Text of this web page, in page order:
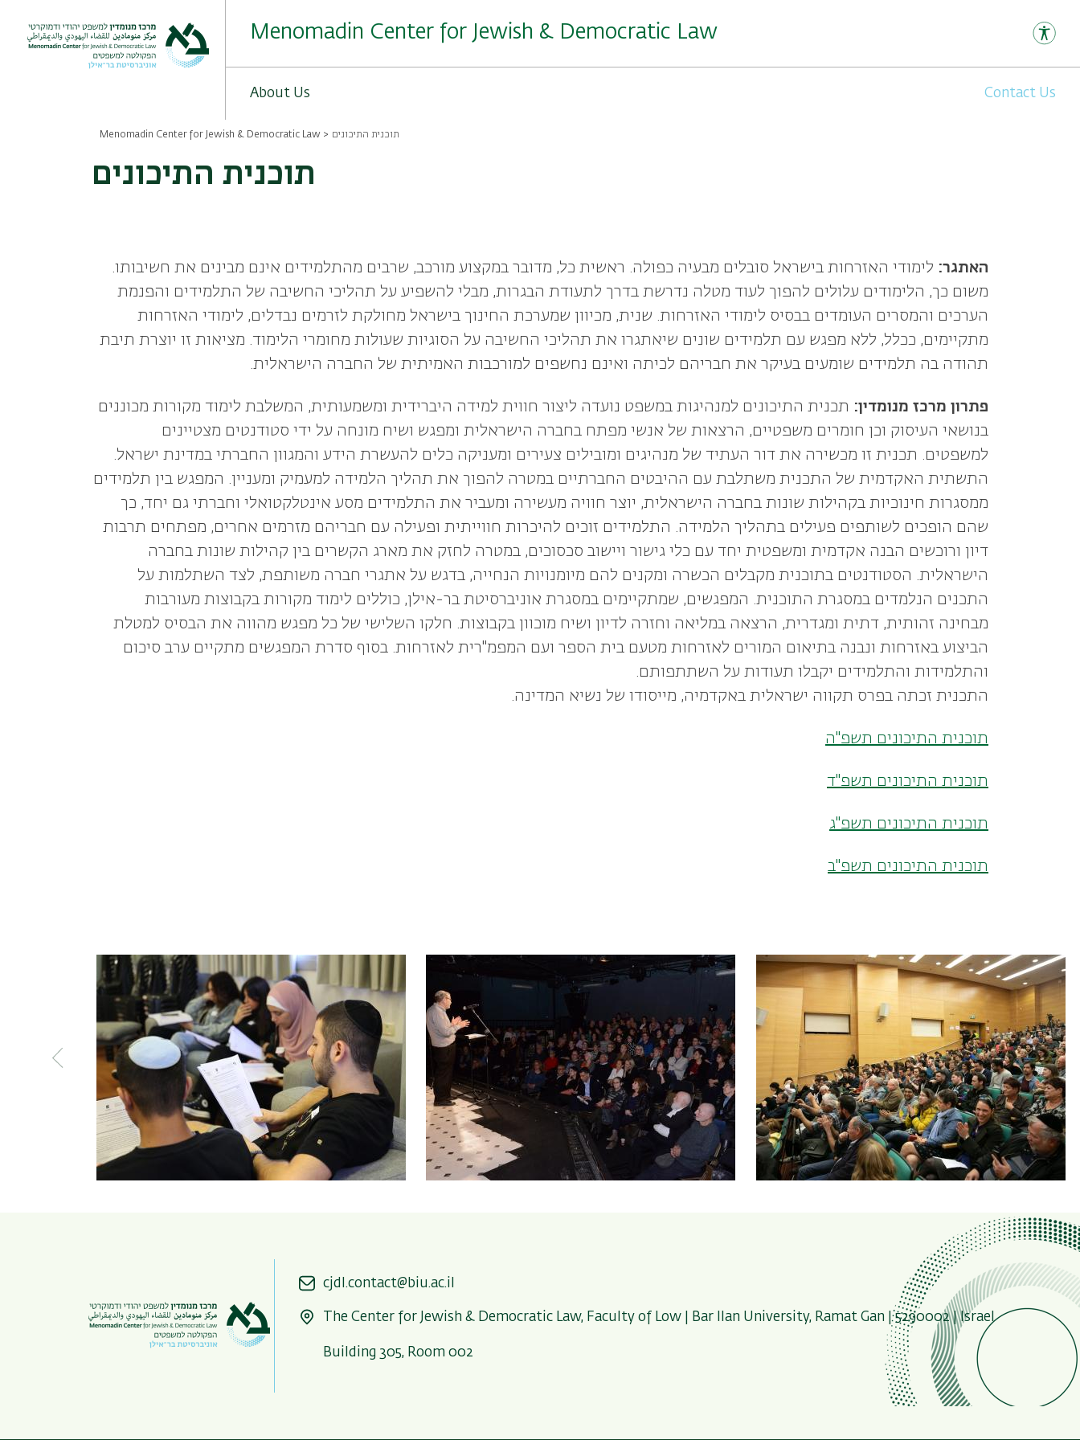
main
Menomadin Center for Jewish & Democratic Law
About Us Contact Us
Menomadin Center for Jewish & Democratic Law תוכנית התיכונים
תוכנית התיכונים
האתגר: לימודי האזרחות בישראל סובלים מבעיה כפולה. ראשית כל, מדובר במקצוע מורכב, שרבים מהתלמידים אינם מבינים את חשיבותו.
משום כך, הלימודים עלולים להפוך לעוד מטלה נדרשת בדרך לתעודת הבגרות, מבלי להשפיע על תהליכי החשיבה של התלמידים והפנמת
הערכים והמסרים העומדים בבסיס לימודי האזרחות. שנית, מכיוון שמערכת החינוך בישראל מחולקת לזרמים נבדלים, לימודי האזרחות
מתקיימים, ככלל, ללא מפגש עם תלמידים שונים שיאתגרו את תהליכי החשיבה על הסוגיות שעולות מחומרי הלימוד. מציאות זו יוצרת תיבת
תהודה בה תלמידים שומעים בעיקר את חבריהם לכיתה ואינם נחשפים למורכבות האמיתית של החברה הישראלית.
פתרון מרכז מנומדין: תכנית התיכונים למנהיגות במשפט נועדה ליצור חווית למידה היברידית ומשמעותית, המשלבת לימוד מקורות מכוננים
בנושאי העיסוק וכן חומרים משפטיים, הרצאות של אנשי מפתח בחברה הישראלית ומפגש ושיח מונחה על ידי סטודנטים מצטיינים
למשפטים. תכנית זו מכשירה את דור העתיד של מנהיגים ומובילים צעירים ומעניקה כלים להעשרת הידע והמגוון החברתי במדינת ישראל.
התשתית האקדמית של התכנית משתלבת עם ההיבטים החברתיים במטרה להפוך את תהליך הלמידה למעמיק ומעניין. המפגש בין תלמידים
ממסגרות חינוכיות בקהילות שונות בחברה הישראלית, יוצר חוויה מעשירה ומעביר את התלמידים מסע אינטלקטואלי וחברתי גם יחד, כך
שהם הופכים לשותפים פעילים בתהליך הלמידה. התלמידים זוכים להיכרות חווייתית ופעילה עם חבריהם מזרמים אחרים, מפתחים תרבות
דיון ורוכשים הבנה אקדמית ומשפטית יחד עם כלי גישור ויישוב סכסוכים, במטרה לחזק את מארג הקשרים בין קהילות שונות בחברה
הישראלית. הסטודנטים בתוכנית מקבלים הכשרה ומקנים להם מיומנויות הנחייה, בדגש על אתגרי חברה משותפת, לצד השתלמות על
התכנים הנלמדים במסגרת התוכנית. המפגשים, שמתקיימים במסגרת אוניברסיטת בר-אילן, כוללים לימוד מקורות בקבוצות מעורבות
מבחינה זהותית, דתית ומגדרית, הרצאה במליאה וחזרה לדיון ושיח מוכוון בקבוצות. חלקו השלישי של כל מפגש מהווה את הבסיס למטלת
הביצוע באזרחות ונבנה בתיאום המורים לאזרחות מטעם בית הספר ועם המפמ"רית לאזרחות. בסוף סדרת המפגשים מתקיים ערב סיכום
והתלמידות והתלמידים יקבלו תעודות על השתתפותם.
התכנית זכתה בפרס תקווה ישראלית באקדמיה, מייסודו של נשיא המדינה.
תוכנית התיכונים תשפ"ה
תוכנית התיכונים תשפ"ד
תוכנית התיכונים תשפ"ג
תוכנית התיכונים תשפ"ב
cjdl.contact@biu.ac.il
The Center for Jewish & Democratic Law, Faculty of Low | Bar Ilan University, Ramat Gan | 5290002 | Israel
Building 305, Room 002